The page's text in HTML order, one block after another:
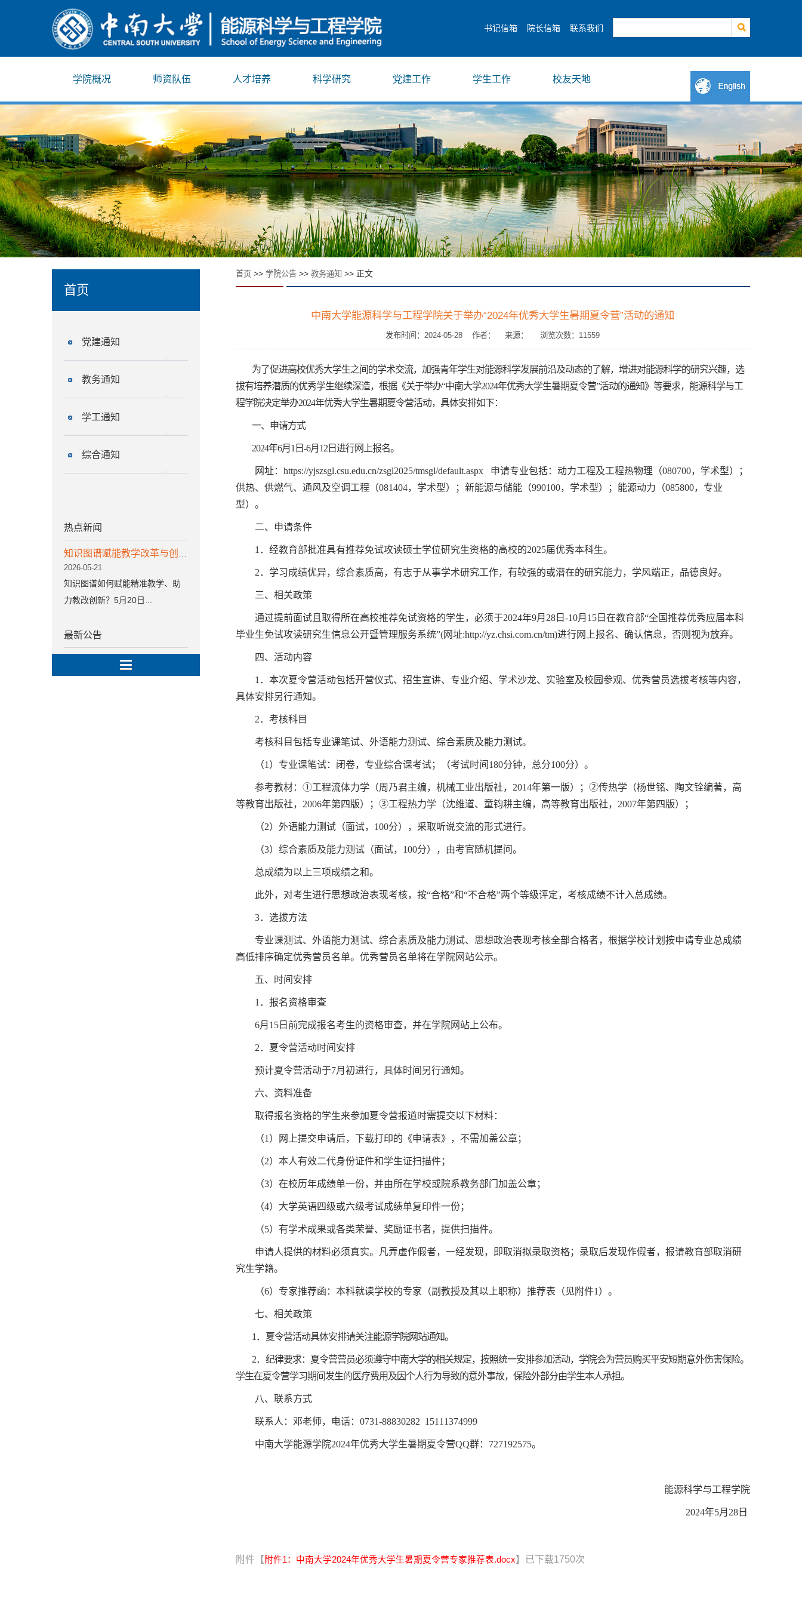
书记信箱 院长信箱 联系我们
学院概况 师资队伍 人才培养 科学研究 党建工作 学生工作 校友天地
首页
党建通知
教务通知
学工通知
综合通知
热点新闻
2026-05-21
知识图谱如何赋能精准教学、助
力教改创新？5月20日...
最新公告
首页>> 学院公告>> 教务通知 >> 正文
中南大学能源科学与工程学院关于举办“2024年优秀大学生暑期夏令营”活动的通知
发布时间：2024-05-28 作者： 来源： 浏览次数： 11559
为了促进高校优秀大学生之间的学术交流，加强青年学生对能源科学发展前沿及动态的了解，增进对能源科学的研究兴趣，选
拔有培养潜质的优秀学生继续深造，根据《关于举办“中南大学2024年优秀大学生暑期夏令营”活动的通知》等要求，能源科学与工
程学院决定举办2024年优秀大学生暑期夏令营活动，具体安排如下：
一、申请方式
2024年6月 1 日-6月 12日进行网上报名。
网址： https://yjszsgl.csu.edu.cn/zsgl2025/tmsgl/default.aspx 申请专业包括：动力工程及工程热物理（080700，学术型）；
供热、供燃气、通风及空调工程（081404，学术型）；新能源与储能（990100，学术型）；能源动力（085800，专业
型）。
二、申请条件
1 ． 经教育部批准具有推荐免试攻读硕士学位研究生资格的高校的2025届优秀本科生。
2． 学习成绩优异，综合素质高，有志于从事学术研究工作，有较强的或潜在的研究能力，学风端正，品德良好。
三、相关政策
通过提前面试且取得所在高校推荐免试资格的学生，必须于2024年9月 28日 -10月 15日在教育部“全国推荐优秀应届本科
毕业生免试攻读研究生信息公开暨管理服务系统”(网址:http://yz.chsi.com.cn/tm)进行网上报名、确认信息，否则视为放弃。
四、 活动内容
1 ． 本次夏令营活动包括开营仪式、招生宣讲、专业介绍、学术沙龙、实验室及校园参观、优秀营员选拔考核等内容，
具体安排另行通知。
2．考核科目
考核科目包括专业课笔试、外语能力测试、综合素质及能力测试。
（1 ） 专业课笔试：闭卷，专业综合课考试；（考试时间 180分钟，总分100分）。
参考教材： ①工程流体力学（周乃君主编，机械工业出版社， 2014年第一版）； ②传热学（杨世铭、陶文铨编著，高
等教育出版社， 2006年第四版）； ③工程热力学（沈维道、童钧耕主编，高等教育出版社， 2007年第四版）；
（2）外语能力测试（面试， 100分），采取听说交流的形式进行。
（3）综合素质及能力测试（面试， 100分），由考官随机提问。
总成绩为以上三项成绩之和。
此外，对考生进行思想政治表现考核，按“合格”和“不合格”两个等级评定，考核成绩不计入总成绩。
3． 选拔方法
专业课测试、外语能力测试、综合素质及能力测试、思想政治表现考核全部合格者，根据学校计划按申请专业总成绩
高低排序确定优秀营员名单。 优秀营员名单将在学院网站公示。
五、时间安排
1 ．报名资格审查
6月 15日前完成报名考生的资格审查，并在学院网站上公布。
2． 夏令营活动时间安排
预计夏令营活动于7月初进行，具体时间另行通知。
六、资料准备
取得报名资格的学生来参加夏令营报道时需提交以下材料：
（1 ）网上提交申请后，下载打印的《申请表》，不需加盖公章；
（2）本人有效二代身份证件和学生证扫描件；
（3）在校历年成绩单一份，并由所在学校或院系教务部门加盖公章；
（4）大学英语四级或六级考试成绩单复印件一份；
（5）有学术成果或各类荣誉、奖励证书者，提供扫描件。
申请人提供的材料必须真实。凡弄虚作假者，一经发现，即取消拟录取资格；录取后发现作假者，报请教育部取消研
究生学籍。
（6） 专家推荐函 ： 本科就读学校的专家（副教授及其以上职称）推荐表（见附件1 ） 。
七、 相关政策
1 ． 夏令营活动具体安排请关注能源学院网站通知。
2． 纪律要求：夏令营营员必须遵守中南大学的相关规定，按照统一安排参加活动， 学院会为营员购买平安短期意外伤害保险。
学生在夏令营学习期间发生的医疗费用及因个人行为导致的意外事故，保险外部分由学生本人承担。
八、联系方式
联系人：邓老师，电话： 0731-88830282 15111374999
中南大学能源学院2024年优秀大学生暑期夏令营QQ群： 727192575。
能源科学与工程学院
2024年5月 28 日
附件【 附件1：中南大学2024年优秀大学生暑期夏令营专家推荐表.docx】已下载1750次